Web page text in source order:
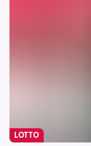
LOTTO